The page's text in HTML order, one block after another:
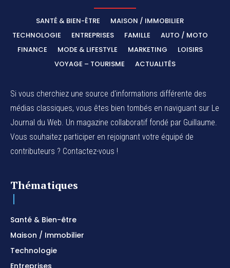
SANTÉ & BIEN-ÊTRE
MAISON / IMMOBILIER
TECHNOLOGIE
ENTREPRISES FAMILLE
AUTO / MOTO
FINANCE
MODE & LIFESTYLE MARKETING
LOISIRS
VOYAGE – TOURISME
ACTUALITÉS
Si vous cherchiez une source d'informations différente des
médias classiques, vous êtes bien tombés en naviguant sur Le
Journal du Web. Un magazine collaboratif fondé par Guillaume.
Vous souhaitez participer en rejoignant votre équipé de
contributeurs ? Contactez-vous !
Thématiques
Santé & Bien-être
Maison / Immobilier
Technologie
Entreprises